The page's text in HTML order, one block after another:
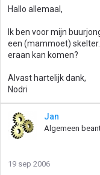
Hallo allemaal,
Ik ben voor mijn
een (mammoet)
eraan kan komen?
Alvast hartelijk dank,
Nodri
Jan
Algemeen
19 sep 2006